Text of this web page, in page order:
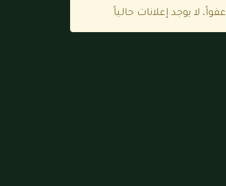
عفواً، لا يوجد إعلانات حالياً